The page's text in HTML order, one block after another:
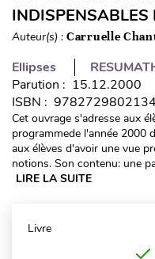
INDISPENSABLES
Auteur(s) : Carruelle
Ellipses
Parution : 15.12.2000
ISBN : 9782729802134
Cet ouvrage s'adresse aux
programmede l'année 2000
aux élèves d'avoir une vue
notions. Son contenu: une
LIRE LA SUITE
Livre